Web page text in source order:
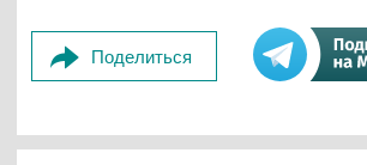
Поделиться